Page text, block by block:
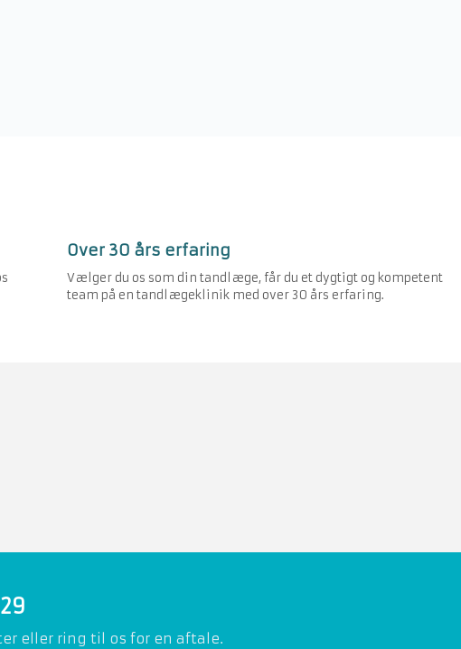
Over 30 års erfaring
Vælger du os som din tandlæge, får du et dygtigt og kompetent
team på en tandlægeklinik med over 30 års erfaring.
eller ring til os for en aftale.​​